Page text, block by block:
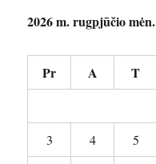
2026 m. rugpjūčio mėn.
Pr A T
3
4 5